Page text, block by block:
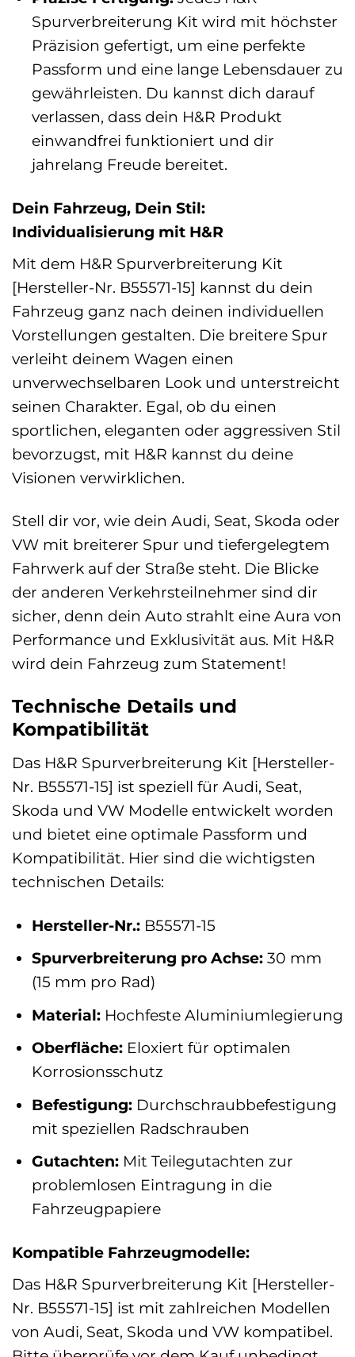
Spurverbreiterung Kit wird mit höchster
Präzision gefertigt, um eine perfekte
Passform und eine lange Lebensdauer zu
gewährleisten. Du kannst dich darauf
verlassen, dass dein H&R Produkt
einwandfrei funktioniert und dir
jahrelang Freude bereitet.
Dein Fahrzeug, Dein Stil:
Individualisierung mit H&R
Mit dem H&R Spurverbreiterung Kit
[Hersteller-Nr. B55571-15] kannst du dein
Fahrzeug ganz nach deinen individuellen
Vorstellungen gestalten. Die breitere Spur
verleiht deinem Wagen einen
unverwechselbaren Look und unterstreicht
seinen Charakter. Egal, ob du einen
sportlichen, eleganten oder aggressiven Stil
bevorzugst, mit H&R kannst du deine
Visionen verwirklichen.
Stell dir vor, wie dein Audi, Seat, Skoda oder
VW mit breiterer Spur und tiefergelegtem
Fahrwerk auf der Straße steht. Die Blicke
der anderen Verkehrsteilnehmer sind dir
sicher, denn dein Auto strahlt eine Aura von
Performance und Exklusivität aus. Mit H&R
wird dein Fahrzeug zum Statement!
Technische Details und
Kompatibilität
Das H&R Spurverbreiterung Kit [Hersteller-
Nr. B55571-15] ist speziell für Audi, Seat,
Skoda und VW Modelle entwickelt worden
und bietet eine optimale Passform und
Kompatibilität. Hier sind die wichtigsten
technischen Details:
Hersteller-Nr.:B55571-15
Spurverbreiterung pro Achse:30 mm
(15 mm pro Rad)
Material:Hochfeste Aluminiumlegierung
Oberfläche:Eloxiert für optimalen
Korrosionsschutz
Befestigung:Durchschraubbefestigung
mit speziellen Radschrauben
Gutachten:Mit Teilegutachten zur
problemlosen Eintragung in die
Fahrzeugpapiere
Kompatible Fahrzeugmodelle:
Das H&R Spurverbreiterung Kit [Hersteller-
Nr. B55571-15] ist mit zahlreichen Modellen
von Audi, Seat, Skoda und VW kompatibel.